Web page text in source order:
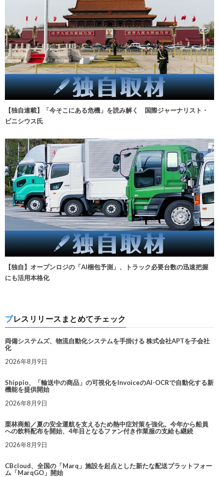
【独自連載】「今そこにある危機」を読み解く 国際ジャーナリスト・
ビニシウス氏
【独自】オープンロジの「AI梱包予測」、トラック必要台数の迅速把握
にも活用本格化
プレスリリースまとめてチェック
両備システムズ、物流自動化システムを手掛ける 株式会社APTを子会社
化
2026年8月9日
Shippio、「輸送中の商品」の可視化をInvoiceのAI-OCRで自動化する新
機能を提供開始
2026年8月9日
栗林商船／夏の安全運航を支えるため熱中症対策を強化。今年から船員
への飲料配布を開始、4年目となるファン付き作業服の支給も継続
2026年8月9日
CBcloud、全国の「Marq」施設を起点とした新たな配送プラットフォー
ム「MarqGO」開始